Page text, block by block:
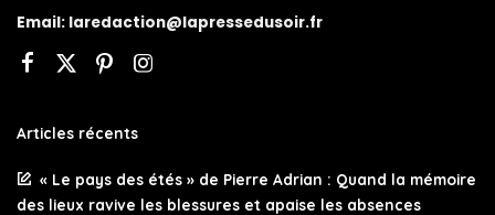
Email: laredaction@lapressedusoir.fr
Articles récents
« Le pays des étés » de Pierre Adrian : Quand la mémoire
des lieux ravive les blessures et apaise les absences